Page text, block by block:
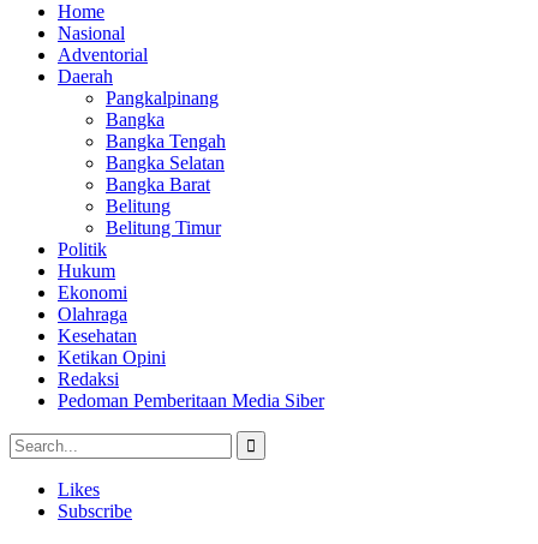
Home
Nasional
Adventorial
Daerah
Pangkalpinang
Bangka
Bangka Tengah
Bangka Selatan
Bangka Barat
Belitung
Belitung Timur
Politik
Hukum
Ekonomi
Olahraga
Kesehatan
Ketikan Opini
Redaksi
Pedoman Pemberitaan Media Siber
Likes
Subscribe